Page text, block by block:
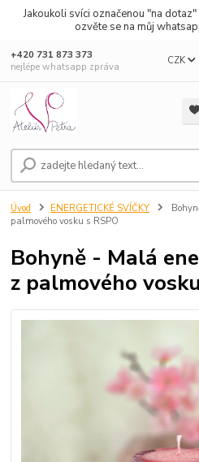
Jakoukoli svíci označenou "na
ozvěte se na můj
CZK
+420 731 873 373
nejlépe whatsapp zpráva
Úvod ENERGETICKÉ SVÍČKY
palmového vosku s RSPO
Bohyně - Malá
z palmového